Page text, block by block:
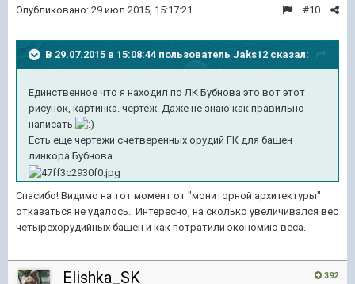
#10
Опубликовано: 29 июл 2015, 15:17:21
В 29.07.2015 в 15:08:44 пользователь Jaks12 сказал:
Единственное что я находил по ЛК Бубнова это вот этот
рисунок, картинка. чертеж. Даже не знаю как правильно
написать.
Есть еще чертежи счетверенных орудий ГК для башен
линкора Бубнова.
Спасибо! Видимо на тот момент от "мониторной архитектуры"
отказаться не удалось. Интересно, на сколько увеличивался вес
четырехорудийных башен и как потратили экономию веса.
392
Elishka_SK